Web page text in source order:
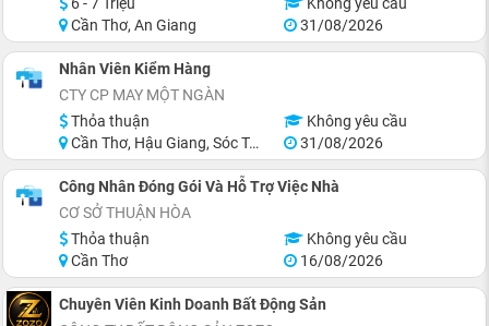
Cần Thơ, An Giang
31/08/2026
Nhân Viên Kiểm Hàng
CTY CP MAY MỘT NGÀN
Thỏa thuận
Không yêu cầu
Cần Thơ, Hậu Giang, Sóc Trăng
31/08/2026
Công Nhân Đóng Gói Và Hỗ Trợ Việc Nhà
CƠ SỞ THUẬN HÒA
Thỏa thuận
Không yêu cầu
Cần Thơ
16/08/2026
Chuyên Viên Kinh Doanh Bất Động Sản